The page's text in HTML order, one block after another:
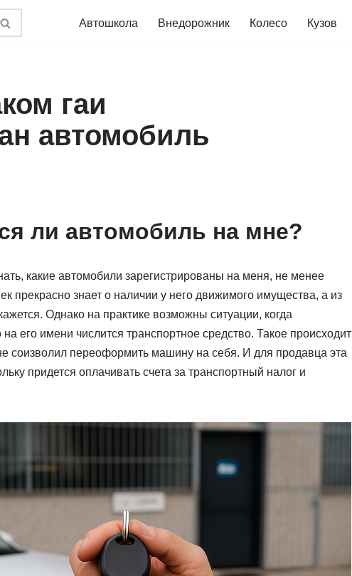
Автошкола Внедорожник Колесо Кузов
гаи
автомобиль
ли автомобиль на мне?
какие автомобили зарегистрированы на меня, не менее
прекрасно знает о наличии у него движимого имущества, а из
Однако на практике возможны ситуации, когда
его имени числится транспортное средство. Такое происходит
соизволил переоформить машину на себя. И для продавца эта
придется оплачивать счета за транспортный налог и